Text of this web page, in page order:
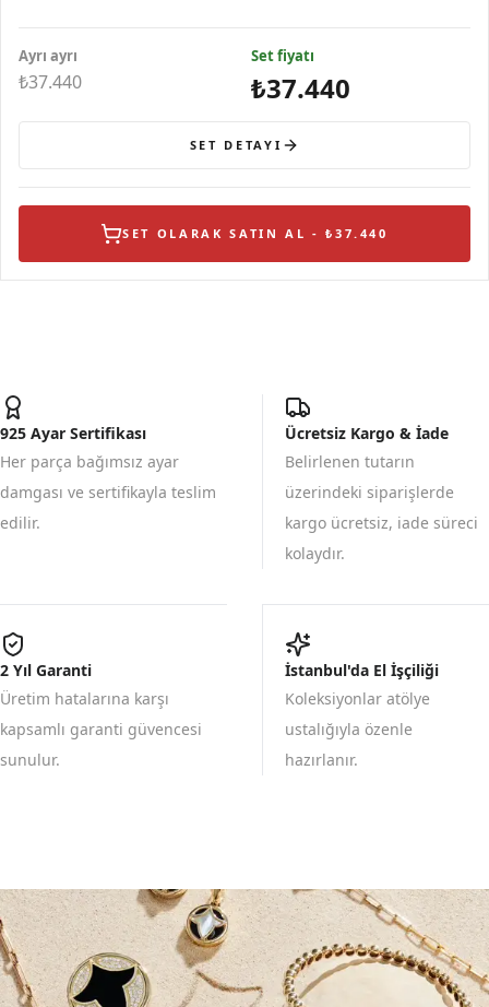
Ayrı ayrı
₺37.440
Set fiyatı
₺37.440
SET DETAYI
SET OLARAK SATIN AL - ₺37.440
925 Ayar Sertifikası
Her parça bağımsız ayar
damgası ve sertifikayla teslim
edilir.
Ücretsiz Kargo & İade
Belirlenen tutarın
üzerindeki siparişlerde
kargo ücretsiz, iade süreci
kolaydır.
2 Yıl Garanti
Üretim hatalarına karşı
kapsamlı garanti güvencesi
sunulur.
İstanbul'da El İşçiliği
Koleksiyonlar atölye
ustalığıyla özenle
hazırlanır.